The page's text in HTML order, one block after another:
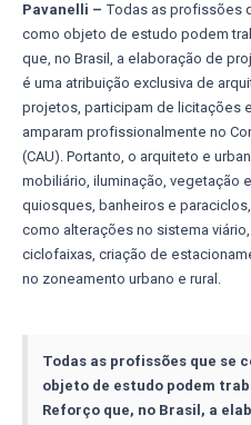
Pavanelli – Todas as profissões
como objeto de estudo podem
que, no Brasil, a elaboração de
é uma atribuição exclusiva de
projetos, participam de licitações
amparam profissionalmente no
(CAU). Portanto, o arquiteto e
mobiliário, iluminação, vegetação
quiosques, banheiros e
como alterações no sistema
ciclofaixas, criação de
no zoneamento urbano e rural.
Todas as profissões que se
objeto de estudo podem
Reforço que, no Brasil, a